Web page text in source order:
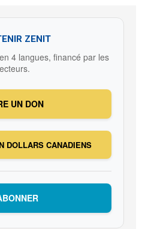
ZENIT
4 langues, financé par les
UN DON
DOLLARS CANADIENS